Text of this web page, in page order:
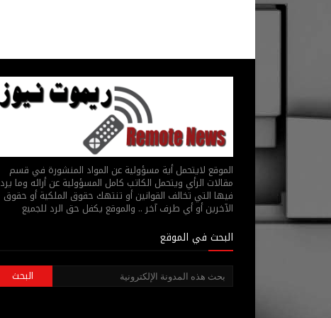
الموقع لايتحمل أية مسؤولية عن المواد المنشورة في قسم
مقالات الرأي ويتحمل الكاتب كامل المسؤولية عن أرائه وما يرد
فيها التي تخالف القوانين أو تنتهك حقوق الملكية أو حقوق
الآخرين أو أي طرف آخر .. والموقع يكفل حق الرد للجميع
البحث في الموقع